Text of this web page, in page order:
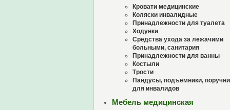
Кровати медицинские
Коляски инвалидные
Принадлежности для туалета
Ходунки
Средства ухода за лежачими
больными, санитария
Принадлежности для ванны
Костыли
Трости
Пандусы, подъемники, поручни
для инвалидов
Мебель медицинская